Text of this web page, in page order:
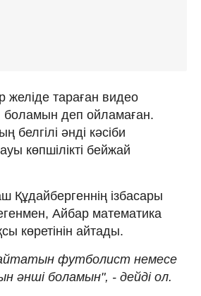
желіде тараған видео
деп ойламаған.
белгілі әнді кәсіби
көпшілікті бейжай
Құдайбергеннің ізбасары
Айбар математика
көретінін айтады.
футболист немесе
әнші боламын", - дейді ол.